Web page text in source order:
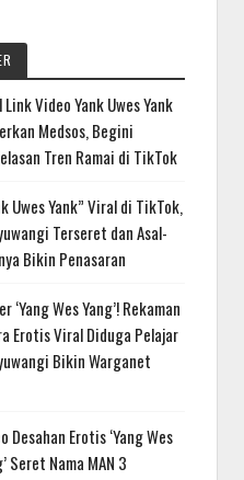
Video Yank Uwes Yank
Medsos, Begini
Tren Ramai di TikTok
Uwes Yank” Viral di TikTok,
Terseret dan Asal-
Bikin Penasaran
‘Yang Wes Yang’! Rekaman
Erotis Viral Diduga Pelajar
Bikin Warganet
Desahan Erotis ‘Yang Wes
Seret Nama MAN 3